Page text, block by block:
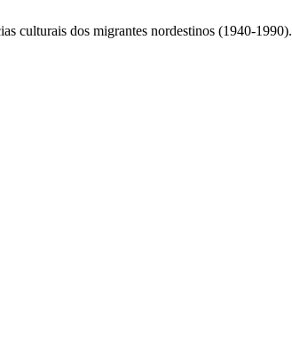
culturais dos migrantes nordestinos (1940-1990).